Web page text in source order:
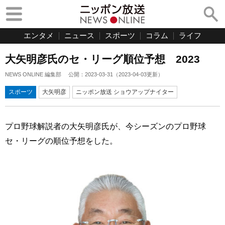
エンタメ ニュース スポーツ コラム ライフ
大矢明彦氏のセ・リーグ順位予想 2023
NEWS ONLINE 編集部 公開： 2023-03-31 （2023-04-03更新）
スポーツ 大矢明彦 ニッポン放送 ショウアップナイター
プロ野球解説者の大矢明彦氏が、今シーズンのプロ野球
セ・リーグの順位予想をした。